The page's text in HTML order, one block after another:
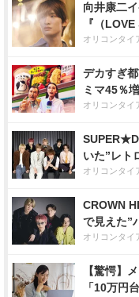
向井康二
『（LOVE
オリコンタイ
デカすぎ
ミマ45％
オリコンタイ
いた”レト
オリコンタイ
CROWN
で見えた”
オリコンタイ
【驚愕】
「10万円